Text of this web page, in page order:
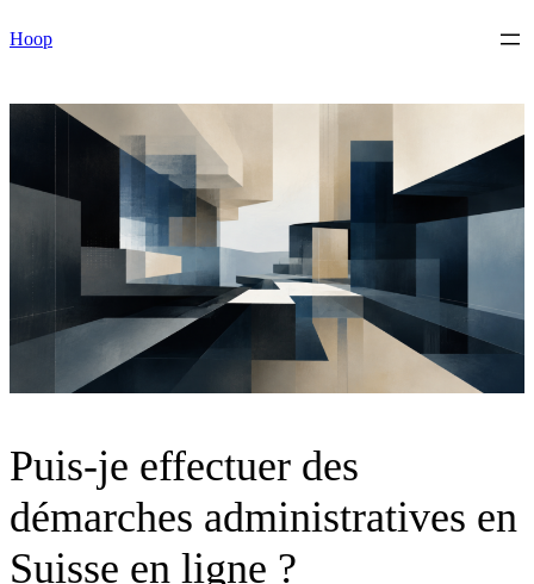
to
Hoop
Puis-je effectuer des
démarches administratives en
Suisse en ligne ?